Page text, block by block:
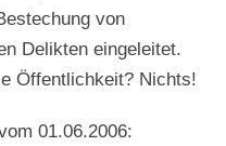
von
Delikten eingeleitet.
Öffentlichkeit? Nichts!
01.06.2006: